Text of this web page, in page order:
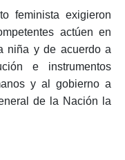
feminista exigieron
actúen en
niña y de acuerdo a
e instrumentos
y al gobierno a
de la Nación la